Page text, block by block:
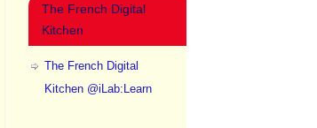
The French Digital
Kitchen
The French Digital
Kitchen @iLab:Learn